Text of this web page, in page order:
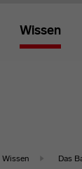
Wissen
Wissen Das